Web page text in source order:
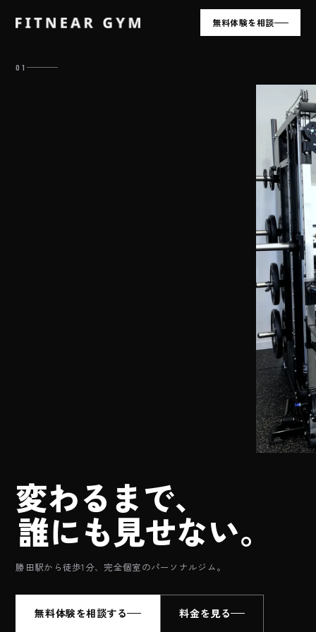
無料体験を相談
01
変わるまで、
誰にも見せない。
勝田駅から徒歩1分、 完全個室のパーソナルジム。
無料体験を相談する 料金を見る